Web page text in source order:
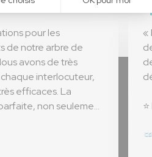
pour les
de notre arbre de
avons de très
interlocuteur,
efficaces. La
non seulement
commandes mais
vente. »
«